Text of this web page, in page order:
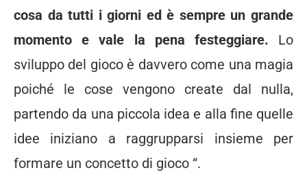
cosa da tutti i giorni ed è sempre un grande
momento e vale la pena festeggiare. Lo
sviluppo del gioco è davvero come una magia
poiché le cose vengono create dal nulla,
partendo da una piccola idea e alla fine quelle
idee iniziano a raggrupparsi insieme per
formare un concetto di gioco “.